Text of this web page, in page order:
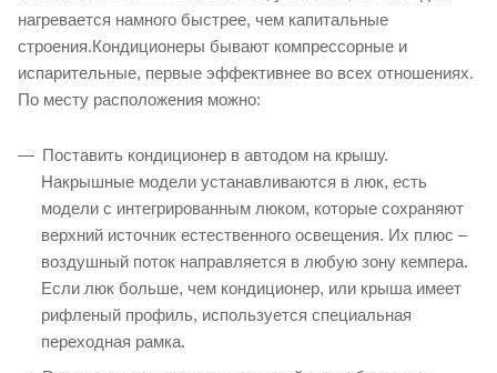
нагревается намного быстрее, чем капитальные
строения.Кондиционеры бывают компрессорные и
испарительные, первые эффективнее во всех отношениях.
По месту расположения можно:
Поставить кондиционер в автодом на крышу.
Накрышные модели устанавливаются в люк, есть
модели с интегрированным люком, которые сохраняют
верхний источник естественного освещения. Их плюс –
воздушный поток направляется в любую зону кемпера.
Если люк больше, чем кондиционер, или крыша имеет
рифленый профиль, используется специальная
переходная рамка.